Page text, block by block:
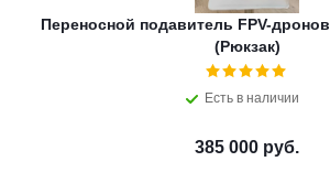
Переносной подавитель FPV-дронов ML-JZ-01-4-FPV
(Рюкзак)
Есть в наличии
385 000 руб.